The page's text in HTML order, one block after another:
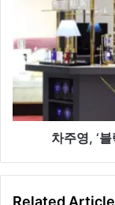
‘블
랙
화
이
트’로
래
차주영, ‘